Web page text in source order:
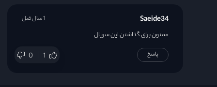
Saeide34
ممنون برای گذاشتن این سریال
0 1
1 سال قبل
پاسخ